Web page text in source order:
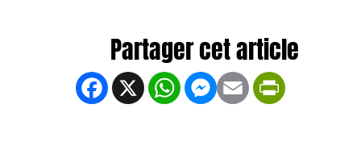
Facebook
X WhatsApp
Messenger
Email